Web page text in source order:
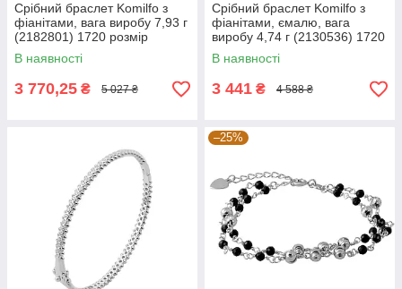
Срібний браслет Komilfo з
фіанітами, вага виробу 7,93 г
(2182801) 1720 розмір
В наявності
3 770,25 ₴ 5 027 ₴
Срібний браслет Komilfo з
фіанітами, ємалю, вага
виробу 4,74 г (2130536) 1720
розмір
В наявності
3 441 ₴ 4 588 ₴
–25%